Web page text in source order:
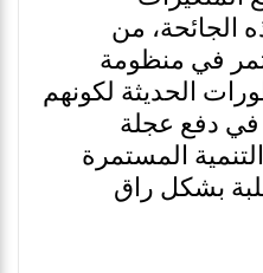
من
في منظومة
الحديثة لكونهم
في دفع عجلة
المستمرة
بشكل راق